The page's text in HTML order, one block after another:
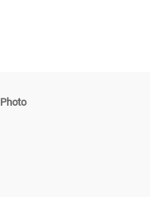
Photo